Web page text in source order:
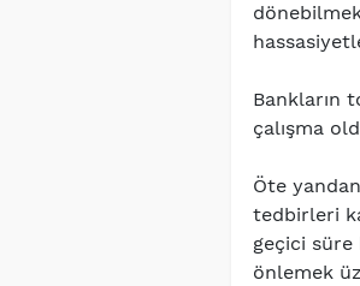
Bankların
çalışma
Öte
tedbirleri
geçici süre
önlemek